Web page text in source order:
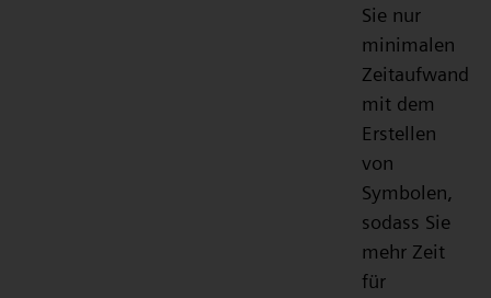
Sie nur
minimalen
Zeitaufwand
mit dem
Erstellen
von
Symbolen,
sodass Sie
mehr Zeit
für